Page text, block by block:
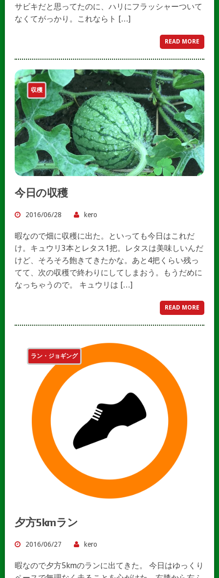
サビキだと思ってたのに、ハリにフラッシャーついて
なくてがっかり。これならト […]
READ MORE
収穫
今日の収穫
2016/06/28 kero
暇なので畑に収穫に出た。といっても今日はこれだ
け。キュウリ3本とレタス1把。レタスは美味しいんだ
けど、そろそろ飽きてきたかな。あと4把くらい残っ
てて、次の収穫で終わりにしてしまおう。もうだめに
なっちゃうので。 キュウリは […]
READ MORE
ラン・ジョギング
夕方5kmラン
2016/06/27 kero
暇なので夕方5kmのランに出てきた。 今日はゆっくり